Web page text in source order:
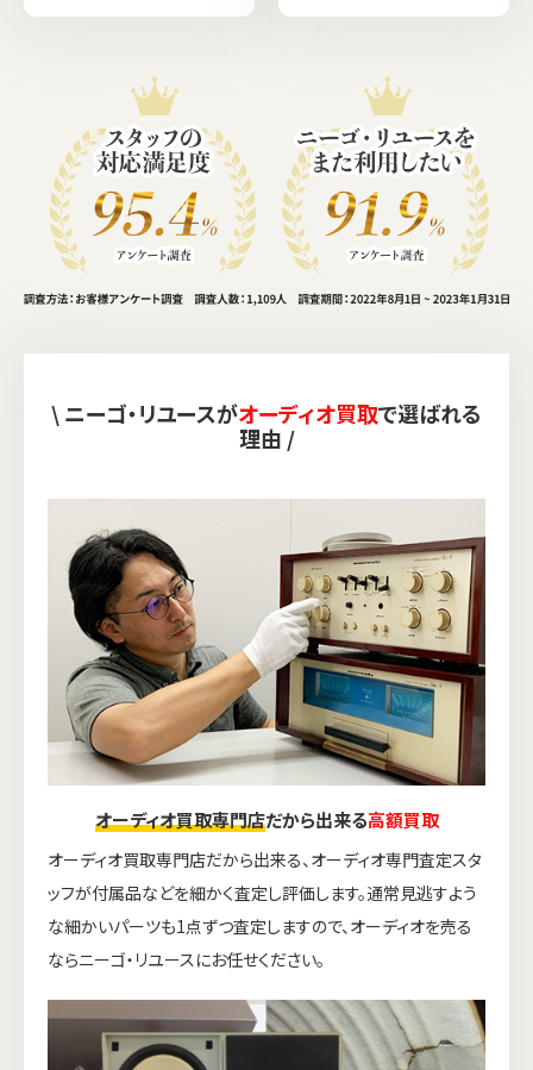
\ ニーゴ・リユースがオーディオ買取で選ばれる
理由 /
オーディオ買取専門店だから出来る高額買取
オーディオ買取専門店だから出来る、オーディオ専門査定スタ
ッフが付属品などを細かく査定し評価します。通常見逃すよう
な細かいパーツも1点ずつ査定しますので、オーディオを売る
ならニーゴ・リユースにお任せください。